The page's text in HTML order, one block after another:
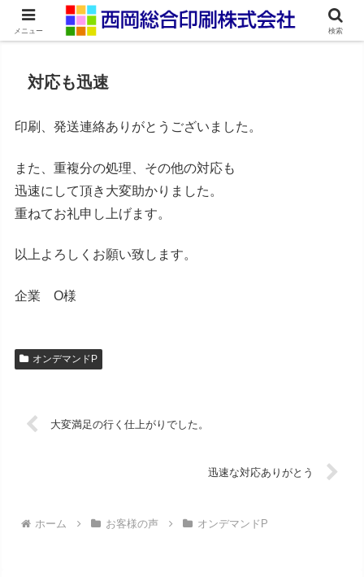
ネット印刷通販・オンデマンド印刷
対応も迅速
印刷、発送連絡ありがとうございました。
また、重複分の処理、その他の対応も
迅速にして頂き大変助かりました。
重ねてお礼申し上げます。
以上よろしくお願い致します。
企業 O様
オンデマンドP
大変満足の行く仕上がりでした。
迅速な対応ありがとう
ホーム お客様の声 オンデマンドP
メニュー 検索